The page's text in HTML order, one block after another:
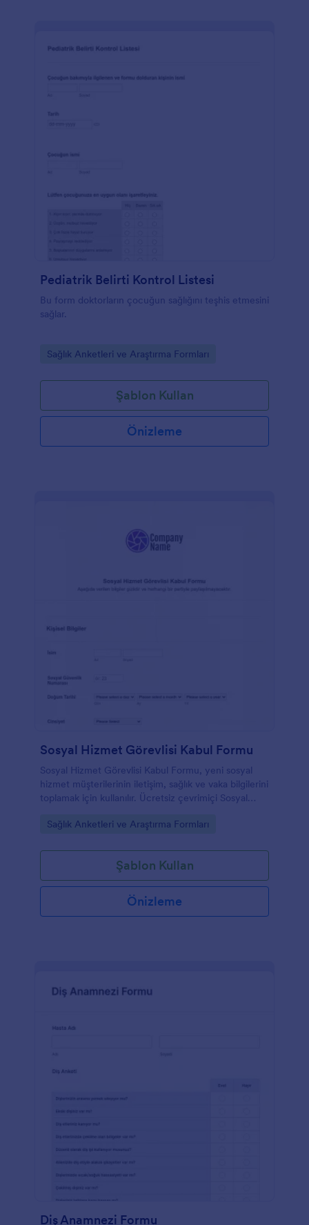
Pediatrik Belirti Kontrol Listesi
Bu form doktorların çocuğun sağlığını teşhis etmesini
sağlar.
Go to Category:
Sağlık Anketleri ve Araştırma Formları
Şablon Kullan
Önizleme
Sosyal Hizmet Görevlisi Kabul Formu
Sosyal Hizmet Görevlisi Kabul Formu, yeni sosyal
hizmet müşterilerinin iletişim, sağlık ve vaka bilgilerini
toplamak için kullanılır. Ücretsiz çevrimiçi Sosyal
kendi bilgilerini doğrudan ofisinizin bilgisayarına veya
formların dağınıklığını ortadan kaldırmanıza ve
kayıtlarınızı aynı anda dijitalleştirmenize olanak tanır.
Tüm form yanıtları Jotform hesabınızda güvenli bir
şekilde saklanır ve sizin ve iş arkadaşlarınızın herhangi
bir cihazdan erişim sağlaması son derece kolay. Yeni
Hizmet Görevlisi Kabul Formu şablonunuzun
sürükleyip bırakın, yazı tiplerini veya renkleri
Sosyal Hizmet Görevlisi Kabul Formu ile alım
sürecinizi kolaylaştırın ve kayıtlarınızı bir üst seviyeye
Go to Category:
Sağlık Anketleri ve Araştırma Formları
Şablon Kullan
Önizleme
Diş Anamnezi Formu